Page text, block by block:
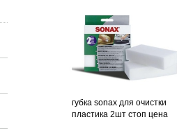
губка sonax для очистки
пластика 2шт стоп цена